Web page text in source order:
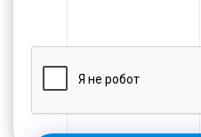
Написання